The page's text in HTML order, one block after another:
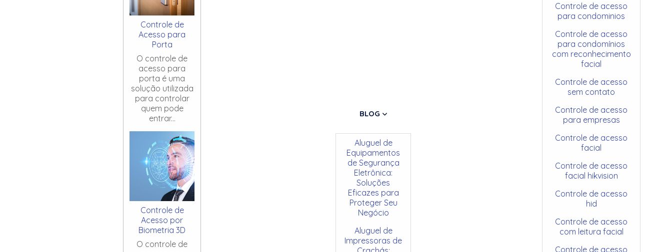
Controle de
Acesso para
Porta
O controle de
acesso para
porta é uma
solução utilizada
para controlar
quem pode
entrar...
Controle de
Acesso por
Biometria 3D
O controle de
BLOG
Aluguel de
Equipamentos
de Segurança
Eletrônica:
Soluções
Eficazes para
Proteger Seu
Negócio
Aluguel de
Impressoras de
Controle de acesso
para condominios
Controle de acesso
para condomínios
com reconhecimento
facial
Controle de acesso
sem contato
Controle de acesso
para empresas
Controle de acesso
facial
Controle de acesso
facial hikvision
Controle de acesso
hid
Controle de acesso
com leitura facial
Controle de acesso